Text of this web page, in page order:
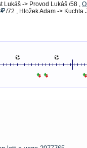
Lukáš -> Provod Lukáš /58 ,
/72 , Hložek Adam -> Kuchta